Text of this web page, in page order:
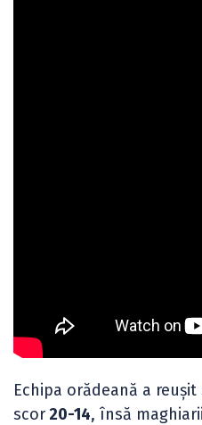
Echipa orădeană a
scor 20-14, însă